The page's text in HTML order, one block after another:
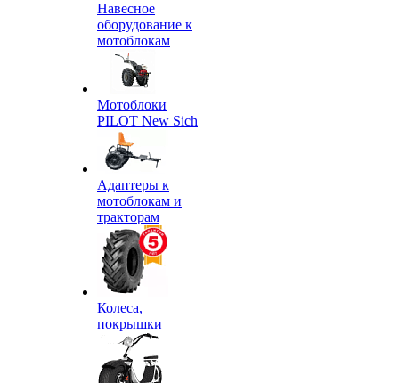
Навесное
оборудование к
мотоблокам
Мотоблоки
PILOT New Sich
Адаптеры к
мотоблокам и
тракторам
Колеса,
покрышки